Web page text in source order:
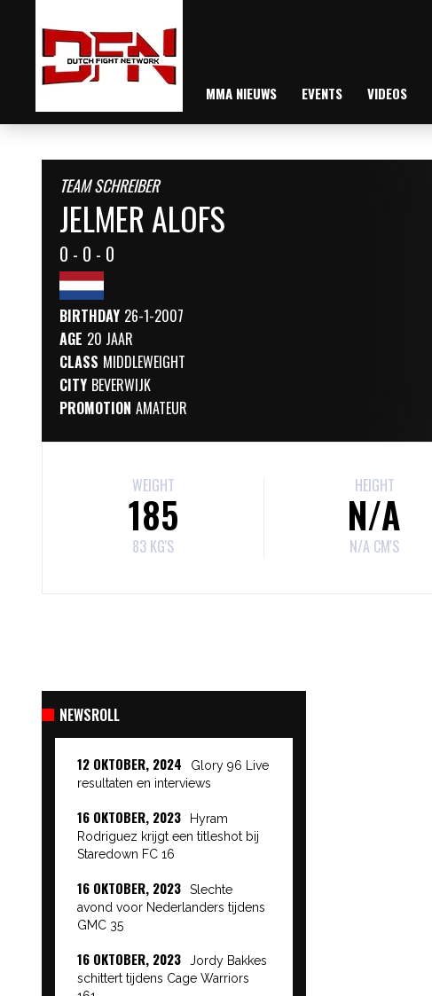
MMA NIEUWS EVENTS VIDEOS
TEAM SCHREIBER
JELMER ALOFS
0 - 0 - 0
BIRTHDAY 26-1-2007
AGE 20 JAAR
CLASS MIDDLEWEIGHT
CITY BEVERWIJK
PROMOTION AMATEUR
WEIGHT
185
83 KG'S
HEIGHT
N/A
N/A CM'S
NEWSROLL
12 OKTOBER, 2024
Glory 96 Live
resultaten en interviews
16 OKTOBER, 2023
Hyram
Rodriguez krijgt een titleshot bij
Staredown FC 16
16 OKTOBER, 2023
Slechte
avond voor Nederlanders tijdens
GMC 35
16 OKTOBER, 2023
Jordy Bakkes
schittert tijdens Cage Warriors